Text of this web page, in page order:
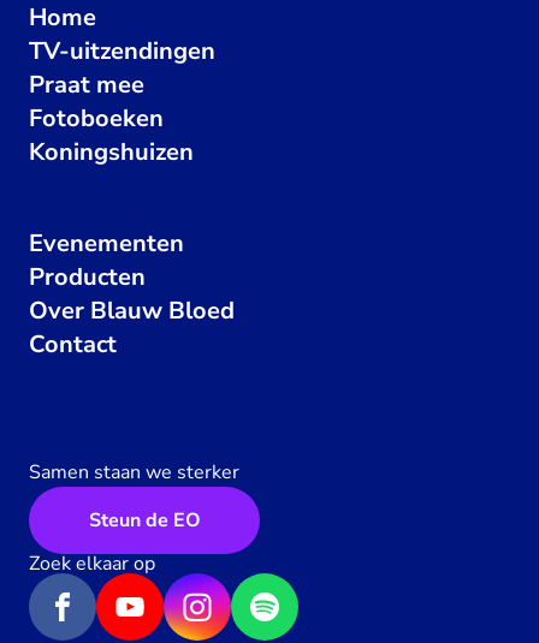
Home
TV-uitzendingen
Praat mee
Fotoboeken
Koningshuizen
Evenementen
Producten
Over Blauw Bloed
Contact
Samen staan we sterker
Steun de EO
Zoek elkaar op